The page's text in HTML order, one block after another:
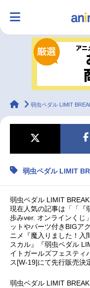
ランキ
ラジオ
マンガ・ラノベ ゲーム・ア
2.5次元
最新記事一覧
アニメ記事一覧
アニメ映画一覧
今期アニメ曜日別一覧
春アニメ
animateTimes
弱虫ペダル LIMIT
弱虫ペダル LIMIT
弱虫ペダル LIMIT
現在人気の記事は「「『
歩みver. オンラインく
ットやパーツ付きBIGア
ニメ『魔入りました！入
スカル』『弱虫ペダル
イトガールズフェステ
ス[W-19]にて先行販売決
弱虫ペダル LIMIT